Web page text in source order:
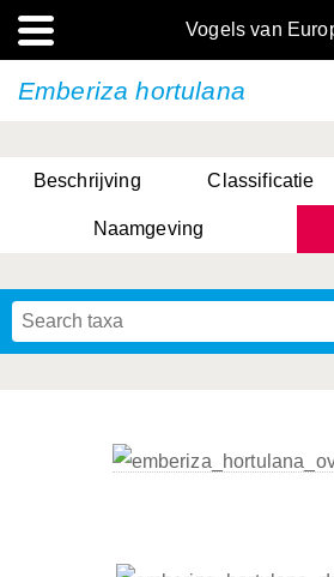
Vogels van
Emberiza hortulana
Beschrijving Classificatie
Naamgeving